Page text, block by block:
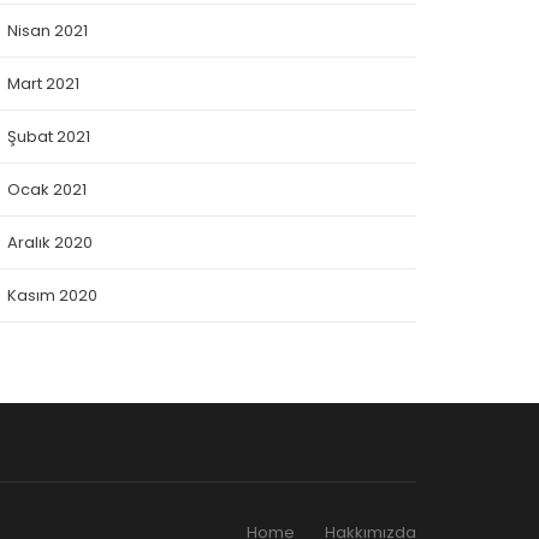
Nisan 2021
Mart 2021
Şubat 2021
Ocak 2021
Aralık 2020
Kasım 2020
Home Hakkımızda